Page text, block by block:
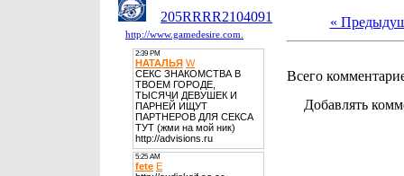
205RRRR2104091
http://www.gamedesire.com.
«
Всего
Добавлять